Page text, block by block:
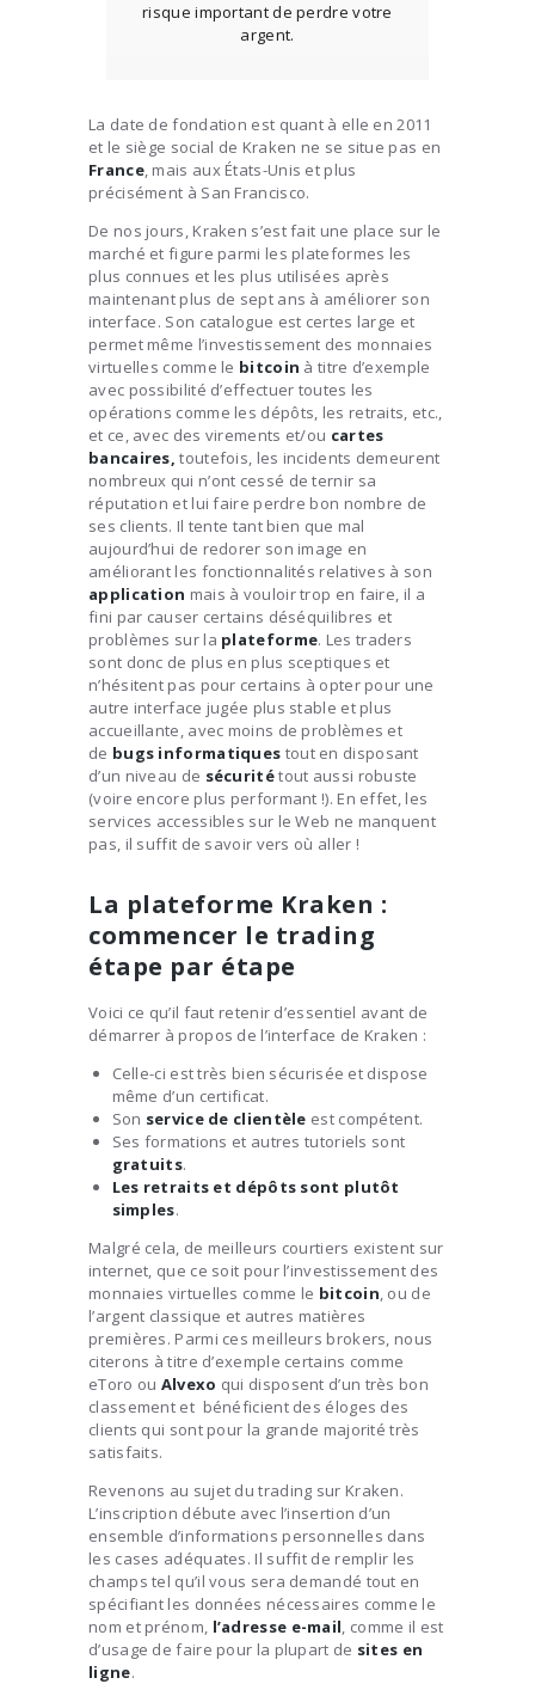
risque important de perdre votre
argent.
La date de fondation est quant à elle en 2011
et le siège social de Kraken ne se situe pas en
France, mais aux États-Unis et plus
précisément à San Francisco.
De nos jours, Kraken s’est fait une place sur le
marché et figure parmi les plateformes les
plus connues et les plus utilisées après
maintenant plus de sept ans à améliorer son
interface. Son catalogue est certes large et
permet même l’investissement des monnaies
virtuelles comme le bitcoin à titre d’exemple
avec possibilité d’effectuer toutes les
opérations comme les dépôts, les retraits, etc.,
et ce, avec des virements et/ou cartes
bancaires,toutefois, les incidents demeurent
nombreux qui n’ont cessé de ternir sa
réputation et lui faire perdre bon nombre de
ses clients. Il tente tant bien que mal
aujourd’hui de redorer son image en
améliorant les fonctionnalités relatives à son
application mais à vouloir trop en faire, il a
fini par causer certains déséquilibres et
problèmes sur la plateforme. Les traders
sont donc de plus en plus sceptiques et
n’hésitent pas pour certains à opter pour une
autre interface jugée plus stable et plus
accueillante, avec moins de problèmes et
de bugs informatiques tout en disposant
d’un niveau de sécuritétout aussi robuste
(voire encore plus performant !). En effet, les
services accessibles sur le Web ne manquent
pas, il suffit de savoir vers où aller !
La plateforme Kraken :
commencer le trading
étape par étape
Voici ce qu’il faut retenir d’essentiel avant de
démarrer à propos de l’interface de Kraken :
Celle-ci est très bien sécurisée et dispose
même d’un certificat.
Son service de clientèle est compétent.
Ses formations et autres tutoriels sont
gratuits.
Les retraits et dépôts sont plutôt
simples.
Malgré cela, de meilleurs courtiers existent sur
internet, que ce soit pour l’investissement des
monnaies virtuelles comme le bitcoin, ou de
l’argent classique et autres matières
premières. Parmi ces meilleurs brokers, nous
citerons à titre d’exemple certains comme
eToro ou Alvexo qui disposent d’un très bon
classement et bénéficient des éloges des
clients qui sont pour la grande majorité très
satisfaits.
Revenons au sujet du trading sur Kraken.
L’inscription débute avec l’insertion d’un
ensemble d’informations personnelles dans
les cases adéquates. Il suffit de remplir les
champs tel qu’il vous sera demandé tout en
spécifiant les données nécessaires comme le
nom et prénom, l’adresse e-mail, comme il est
d’usage de faire pour la plupart de sites en
ligne.